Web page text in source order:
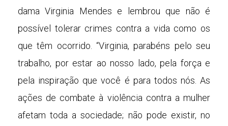
dama Virginia Mendes e lembrou que não é
possível tolerar crimes contra a vida como os
que têm ocorrido. “Virginia, parabéns pelo seu
trabalho, por estar ao nosso lado, pela força e
pela inspiração que você é para todos nós. As
ações de combate à violência contra a mulher
afetam toda a sociedade; não pode existir, no